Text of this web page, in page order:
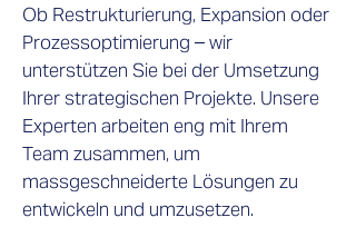
Ob Restrukturierung, Expansion oder
Prozessoptimierung – wir
unterstützen Sie bei der Umsetzung
Ihrer strategischen Projekte. Unsere
Experten arbeiten eng mit Ihrem
Team zusammen, um
massgeschneiderte Lösungen zu
entwickeln und umzusetzen.